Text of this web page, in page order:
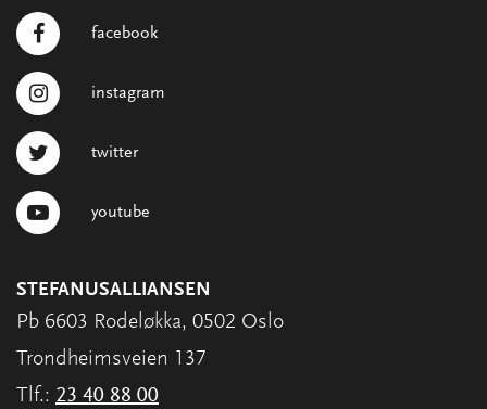
facebook
instagram
twitter
youtube
STEFANUSALLIANSEN
Pb 6603 Rodeløkka, 0502 Oslo
Trondheimsveien 137
Tlf.: 23 40 88 00